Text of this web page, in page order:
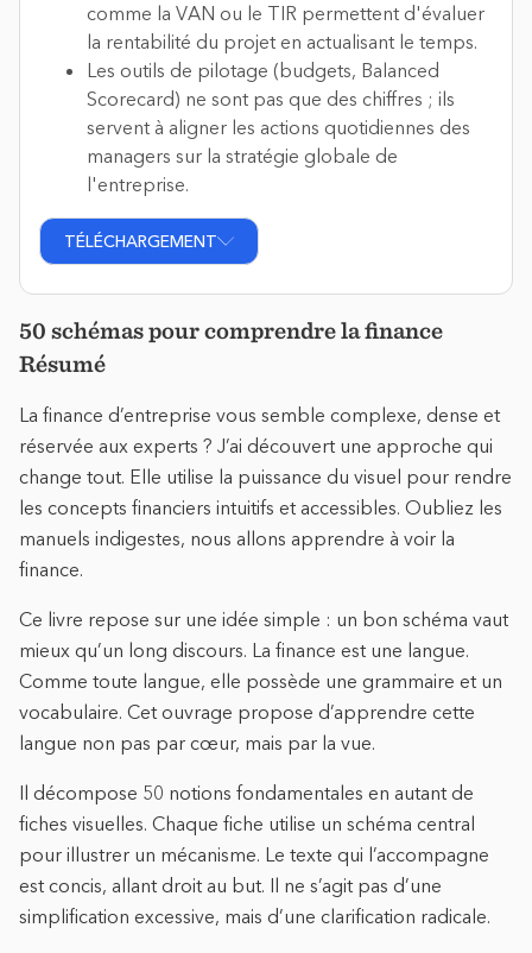
comme la VAN ou le TIR permettent d'évaluer
la rentabilité du projet en actualisant le temps.
Les outils de pilotage (budgets, Balanced
Scorecard) ne sont pas que des chiffres ; ils
servent à aligner les actions quotidiennes des
managers sur la stratégie globale de
l'entreprise.
TÉLÉCHARGEMENT
50 schémas pour comprendre la finance
Résumé
La finance d’entreprise vous semble complexe, dense et
réservée aux experts ? J’ai découvert une approche qui
change tout. Elle utilise la puissance du visuel pour rendre
les concepts financiers intuitifs et accessibles. Oubliez les
manuels indigestes, nous allons apprendre à voir la
finance.
Ce livre repose sur une idée simple : un bon schéma vaut
mieux qu’un long discours. La finance est une langue.
Comme toute langue, elle possède une grammaire et un
vocabulaire. Cet ouvrage propose d’apprendre cette
langue non pas par cœur, mais par la vue.
Il décompose 50 notions fondamentales en autant de
fiches visuelles. Chaque fiche utilise un schéma central
pour illustrer un mécanisme. Le texte qui l’accompagne
est concis, allant droit au but. Il ne s’agit pas d’une
simplification excessive, mais d’une clarification radicale.